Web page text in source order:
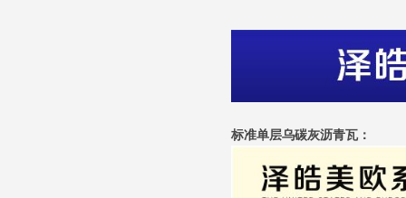
标准单层乌碳灰沥青瓦：